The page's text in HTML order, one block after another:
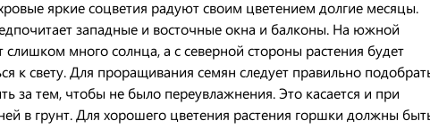
яркие соцветия радуют своим цветением долгие месяцы.
западные и восточные окна и балконы. На южной
слишком много солнца, а с северной стороны растения будет
к свету. Для проращивания семян следует правильно подобрать
за тем, чтобы не было переувлажнения. Это касается и при
в грунт. Для хорошего цветения растения горшки должны быть